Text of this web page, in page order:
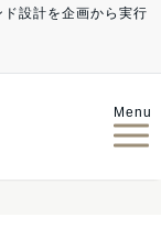
設計を企画から実行
Menu